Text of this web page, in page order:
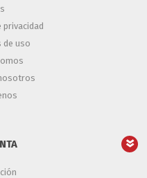
privacidad
de uso